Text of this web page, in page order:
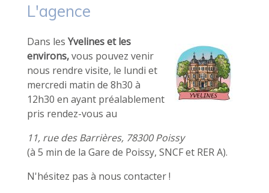
L'agence
Dans les Yvelines et les
environs,vous pouvez venir
nous rendre visite, le lundi et
mercredi matin de 8h30 à
12h30 en ayant préalablement
pris rendez-vous au
11, rue des Barrières, 78300 Poissy
(à 5 min de la Gare de Poissy, SNCF et RER A).
N'hésitez pas à nous contacter !